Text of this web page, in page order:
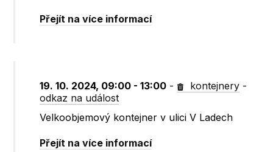
Přejít na více informací
19. 10. 2024, 09:00 - 13:00 - kontejnery -
odkaz na událost
Velkoobjemový kontejner v ulici V Ladech
Přejít na více informací